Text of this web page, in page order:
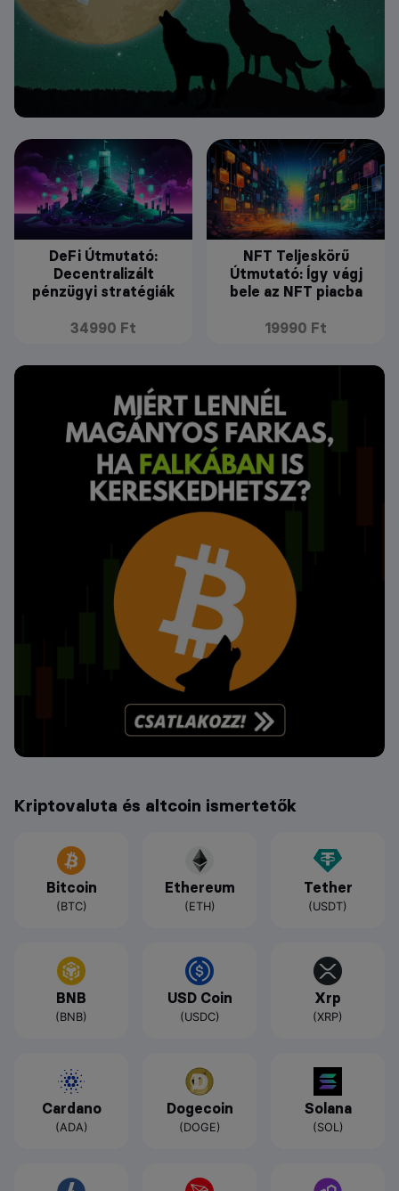
DeFi Útmutató:
Decentralizált
pénzügyi stratégiák
34990 Ft
NFT Teljeskörű
Útmutató: Így vágj
bele az NFT piacba
19990 Ft
Kriptovaluta és altcoin ismertetők
Bitcoin
(BTC)
Ethereum
(ETH)
Tether
(USDT)
BNB
(BNB)
USD Coin
(USDC)
Xrp
(XRP)
Cardano
(ADA)
Dogecoin
(DOGE)
Solana
(SOL)